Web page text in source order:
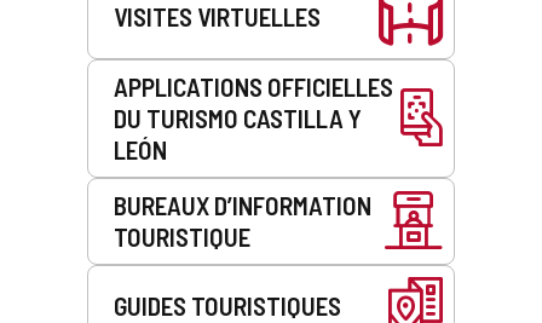
VISITES VIRTUELLES
APPLICATIONS OFFICIELLES
DU TURISMO CASTILLA Y
LEÓN
BUREAUX D’INFORMATION
TOURISTIQUE
GUIDES TOURISTIQUES